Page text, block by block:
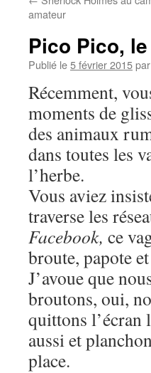
amateur
Pico Pico,
Publié le5 février 2015par
Récemment,
moments de
des animaux
dans toutes les
l’herbe.
Vous aviez
traverse les
Facebook, ce
broute, papote
J’avoue que
broutons, oui,
quittons l’écran
aussi et
place.